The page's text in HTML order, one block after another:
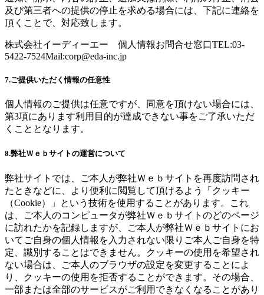
及び第三者への提供の停止を求める場合には、下記に連絡を
頂くことで、対応致します。
株式会社イーディーエー 個人情報お問合せ窓口TEL:03-
5422-7524Mail:corp@eda-inc.jp
7.ご提供いただく情報の任意性
個人情報のご提供は任意ですが、同意を頂けない場合には、
第3項にあります利用目的が達成できない事をご了承いただ
くこととなります。
8.弊社Ｗｅｂサイトの運営について
弊社サイトでは、ご本人が弊社Ｗｅｂサイトを再度訪問され
たときなどに、より便利に閲覧して頂けるよう「クッキー
（Cookie）」という技術を使用することがあります。これ
は、ご本人のコンピュータが弊社Ｗｅｂサイトのどのページ
に訪れたかを記録しますが、ご本人が弊社Ｗｅｂサイトにお
いてご自身の個人情報を入力されない限りご本人ご自身を特
定、識別することはできません。クッキーの使用を希望され
ない場合は、ご本人のブラウザの設定を変更することによ
り、クッキーの使用を拒否することができます。その場合、
一部または全部のサービスがご利用できなくなることがあり